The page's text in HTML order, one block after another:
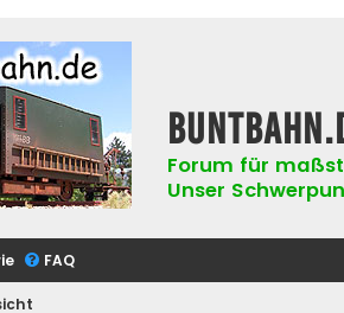
Forum für
Unser
FAQ